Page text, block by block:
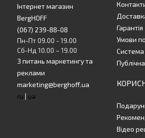
Інтернет магазин
BergHOFF
(067) 239-88-08
Пн-Пт 09.00 - 19.00
Сб-Нд 10.00 – 19.00
З питань маркетингу та
реклами
marketing@berghoff.ua
ru | ua
Гарантія
Умови
Система
Відео